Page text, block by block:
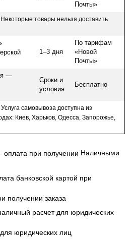
Почты»
Некоторые товары нельзя доставить
1–3 дня
По тарифам
«Новой
Почты»
Сроки и
условия
Бесплатно
Услуга самовывоза доступна из
Киев, Харьков, Одесса, Запорожье,
Наличными
получении заказа
юридических лиц